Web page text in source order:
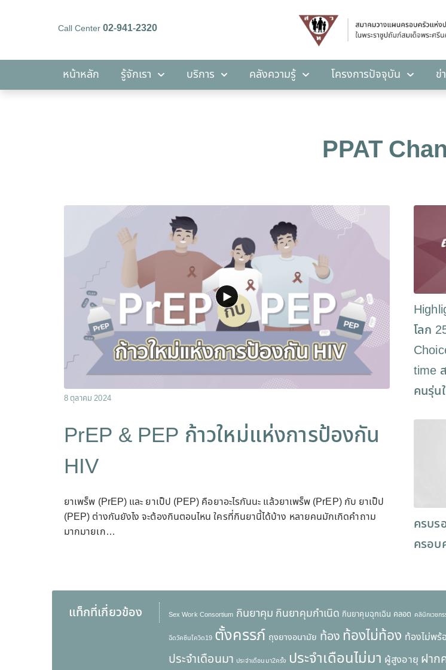
Call Center02-941-2320
หน้าหลัก รู้จักเรา บริการ คลังความรู้ โครงการปัจจุบัน ข่
คลังความรู้ โครงการปัจจุบัน
PPAT
8 ตุลาคม 2024
PrEP & PEP ก้าวใหม่แห่งการป้องกัน
HIV
ยาเพร็พ (PrEP) และ ยาเป็ป (PEP) คือยาอะไรกันนะ แล้วยาเพร็พ (PrEP) กับ ยาเป็ป
(PEP) ต่างกันยังไง จะต้องกินตอนไหน ใครที่กินยานี้ได้บ้าง หลายคนมักเกิดคำถาม
มากมายเก…
โลก
time
คนรุ่น
ครบร
ครอบ
แท็กที่เกี่ยวข้อง Sex Work Consortium กินยาคุม กินยาคุมกำเนิด กินยาคุมฉุกเฉิน คลอด คลินิกเวชก
ฉีดวัคซีนโควิด19 ตั้งครรภ์ ถุงยางอนามัย ท้อง ท้องไม่ท้อง ท้องไม่พร้
ประจำเดือนมา ประจำเดือนมา2ครั้ง ประจำเดือนไม่มา ผู้สูงอายุ ฝาก